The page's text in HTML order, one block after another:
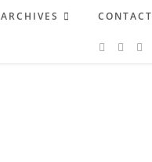
ARCHIVES CONTACT